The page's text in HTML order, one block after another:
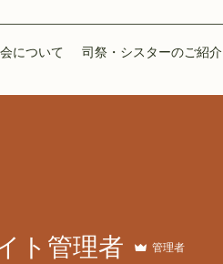
について 司祭・シスターのご紹介
ト管理者 管理者